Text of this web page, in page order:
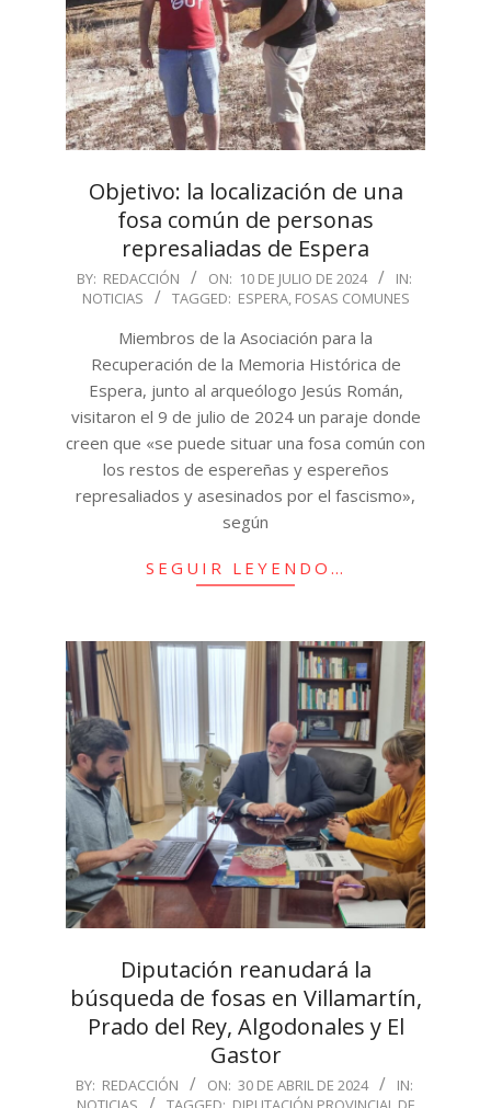
Objetivo: la localización de una
fosa común de personas
represaliadas de Espera
2024-
07-
BY: REDACCIÓN ON: 10 DE JULIO DE 2024
IN:
NOTICIAS
TAGGED: ESPERA, FOSAS COMUNES
Miembros de la Asociación para la
Recuperación de la Memoria Histórica de
Espera, junto al arqueólogo Jesús Román,
visitaron el 9 de julio de 2024 un paraje donde
creen que «se puede situar una fosa común con
los restos de espereñas y espereños
represaliados y asesinados por el fascismo»,
según
SEGUIR LEYENDO…
Diputación reanudará la
búsqueda de fosas en Villamartín,
Prado del Rey, Algodonales y El
Gastor
2024-
BY: REDACCIÓN ON: 30 DE ABRIL DE 2024
IN: